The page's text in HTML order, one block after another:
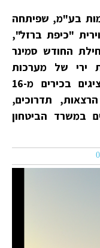
בע"מ, שפיתחה
"כיפת ברזל",
החודש סמינר
ירי של מערכות
"ספיידר" ו"כיפת ברזל" עבור נציגים בכירים מ-16
תדרוכים,
במשרד הביטחון